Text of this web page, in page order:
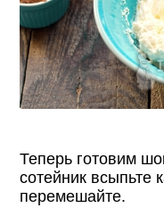
Теперь готовим
сотейник всыпьте
перемешайте.